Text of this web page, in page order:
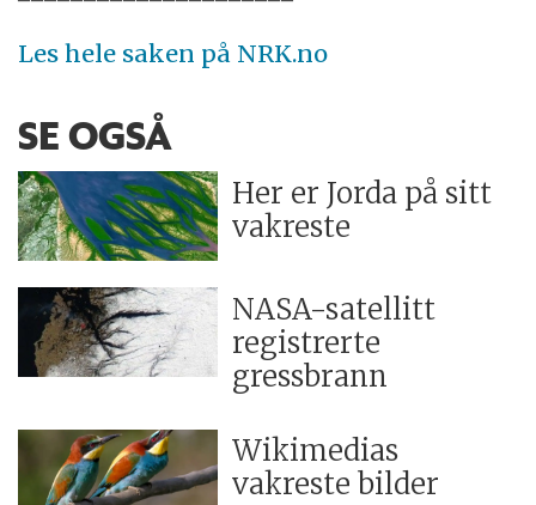
Les hele saken på NRK.no
SE OGSÅ
Her er Jorda på sitt
vakreste
NASA-satellitt
registrerte
gressbrann
Wikimedias
vakreste bilder